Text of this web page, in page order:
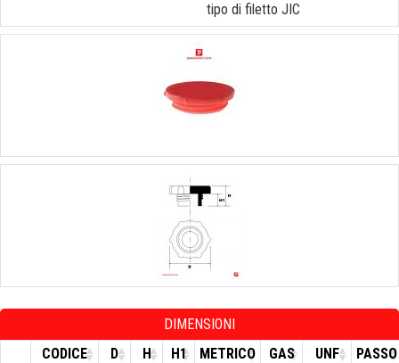
tipo di filetto JIC
DIMENSIONI
CODICE
D H H1 METRICO GAS UNF PASSO